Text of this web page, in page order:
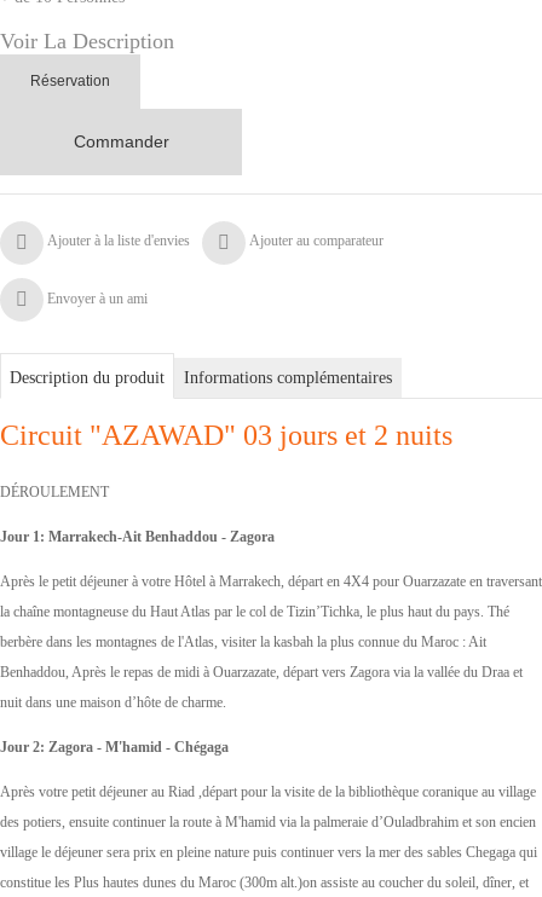
Voir La Description
Réservation
Commander
Ajouter à la liste d'envies Ajouter au comparateur
Envoyer à un ami
Description du produit Informations complémentaires
Circuit "AZAWAD" 03 jours et 2 nuits
DÉROULEMENT
Jour 1: Marrakech-Ait Benhaddou - Zagora
Après le petit déjeuner à votre Hôtel à Marrakech, départ en 4X4 pour Ouarzazate en traversant
la chaîne montagneuse du Haut Atlas par le col de Tizin’Tichka, le plus haut du pays. Thé
berbère dans les montagnes de l'Atlas, visiter la kasbah la plus connue du Maroc : Ait
Benhaddou, Après le repas de midi à Ouarzazate, départ vers Zagora via la vallée du Draa et
nuit dans une maison d’hôte de charme.
Jour 2: Zagora - M'hamid - Chégaga
Après votre petit déjeuner au Riad ,départ pour la visite de la bibliothèque coranique au village
des potiers, ensuite continuer la route à M'hamid via la palmeraie d’Ouladbrahim et son encien
village le déjeuner sera prix en pleine nature puis continuer vers la mer des sables Chegaga qui
constitue les Plus hautes dunes du Maroc (300m alt.)on assiste au coucher du soleil, dîner, et